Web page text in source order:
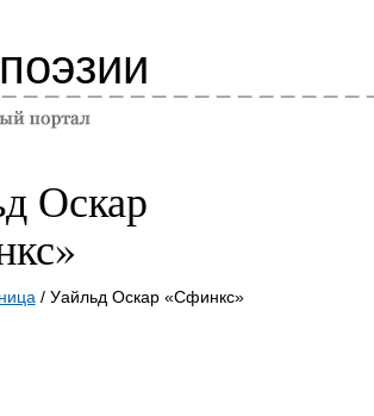
Оскар
/ Уайльд Оскар «Сфинкс»